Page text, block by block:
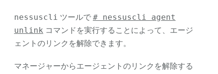
nessuscli ツールで # nessuscli agent
unlink コマンドを実行することによって、エージ
ェントのリンクを解除できます。
マネージャーからエージェントのリンクを解除する